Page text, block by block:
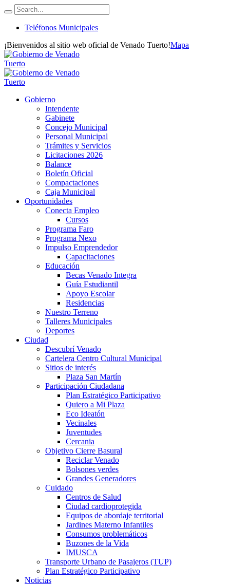
Teléfonos Municipales
¡Bienvenidos al sitio web oficial de Venado Tuerto!Mapa
Gobierno
Intendente
Gabinete
Concejo Municipal
Personal Municipal
Trámites y Servicios
Licitaciones 2026
Balance
Boletín Oficial
Compactaciones
Caja Municipal
Oportunidades
Conecta Empleo
Cursos
Programa Faro
Programa Nexo
Impulso Emprendedor
Capacitaciones
Educación
Becas Venado Integra
Guía Estudiantil
Apoyo Escolar
Residencias
Nuestro Terreno
Talleres Municipales
Deportes
Ciudad
Descubrí Venado
Cartelera Centro Cultural Municipal
Sitios de interés
Plaza San Martín
Participación Ciudadana
Plan Estratégico Participativo
Quiero a Mi Plaza
Eco Ideatón
Vecinales
Juventudes
Cercania
Objetivo Cierre Basural
Reciclar Venado
Bolsones verdes
Grandes Generadores
Cuidado
Centros de Salud
Ciudad cardioprotegida
Equipos de abordaje territorial
Jardines Materno Infantiles
Consumos problemáticos
Buzones de la Vida
IMUSCA
Transporte Urbano de Pasajeros (TUP)
Plan Estratégico Participativo
Noticias